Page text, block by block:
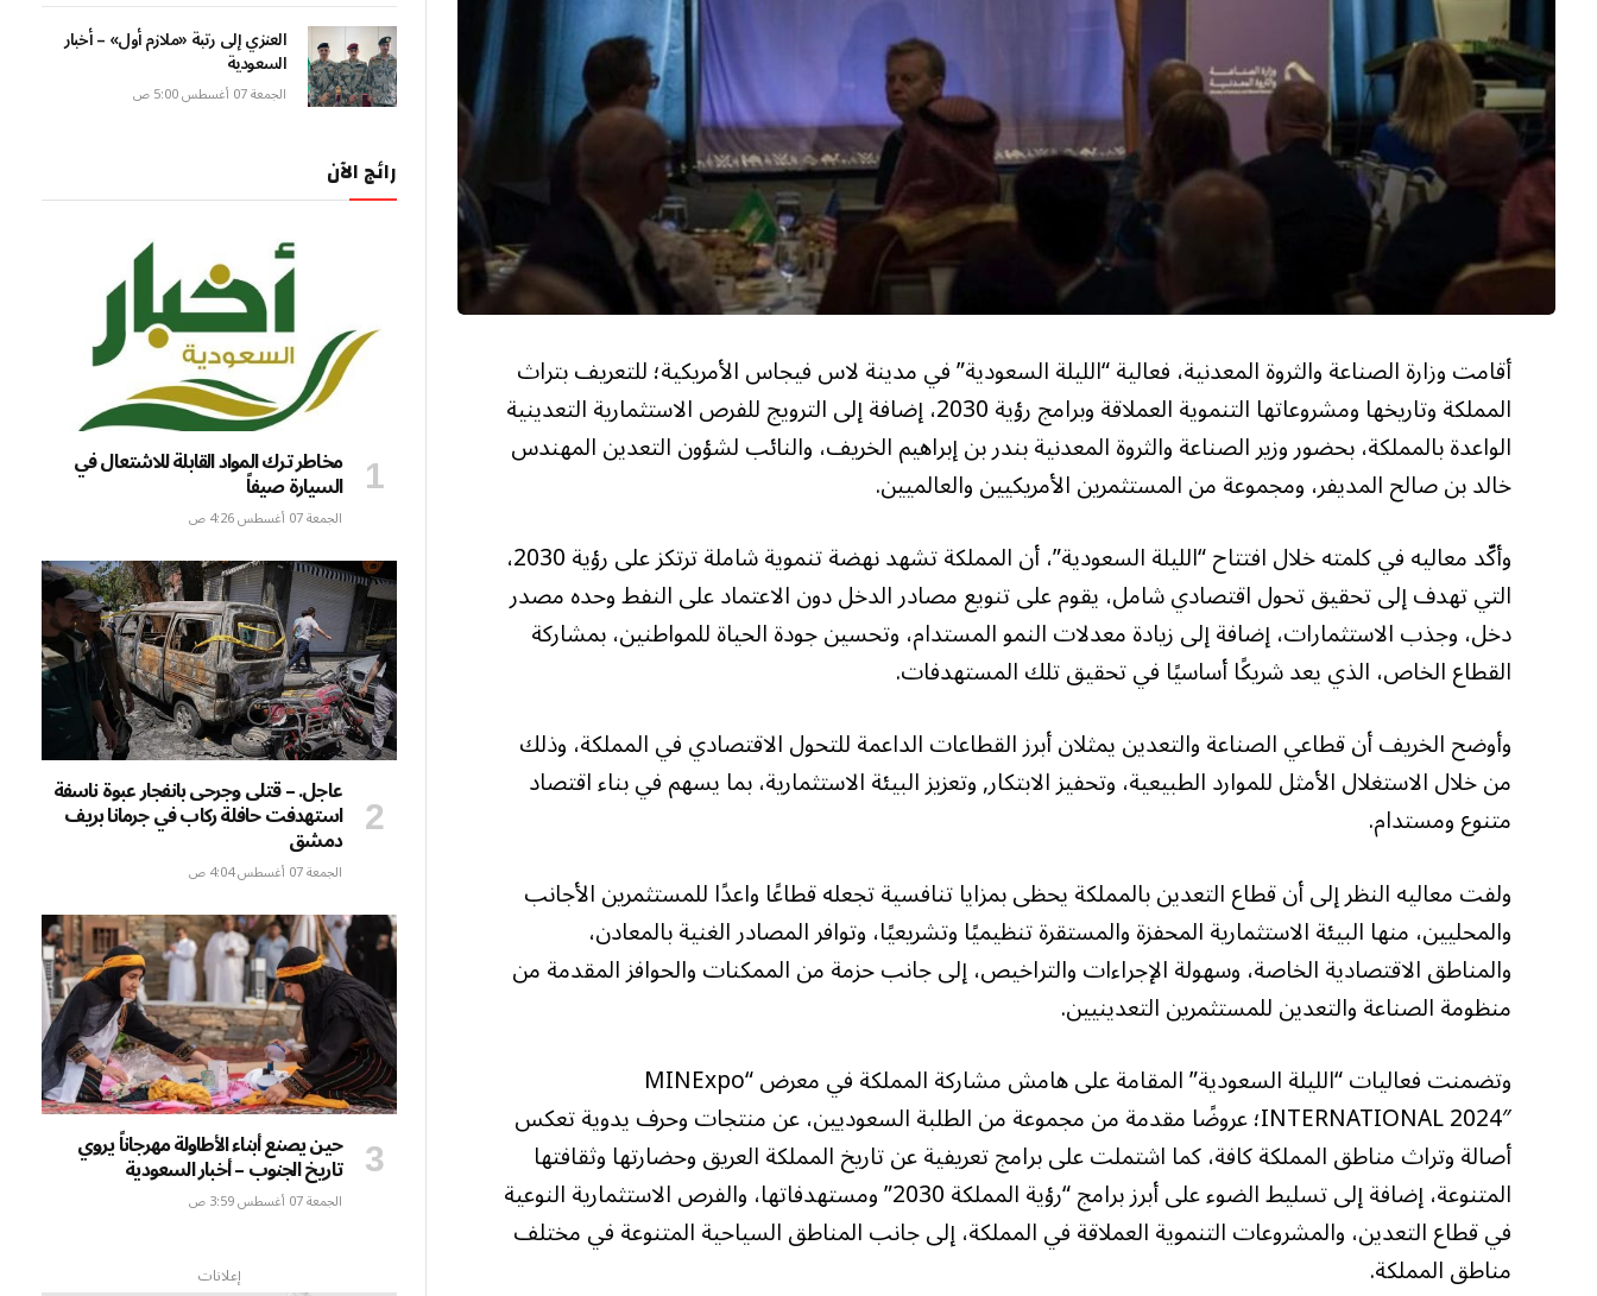
أقامت وزارة الصناعة والثروة المعدنية، فعالية “الليلة السعودية” في مدينة لاس فيجاس الأمريكية؛ للتعريف بتراث
المملكة وتاريخها ومشروعاتها التنموية العملاقة وبرامج رؤية 2030، إضافة إلى الترويج للفرص الاستثمارية التعدينية
الواعدة بالمملكة، بحضور وزير الصناعة والثروة المعدنية بندر بن إبراهيم الخريف، والنائب لشؤون التعدين المهندس
خالد بن صالح المديفر، ومجموعة من المستثمرين الأمريكيين والعالميين.
وأكّد معاليه في كلمته خلال افتتاح “الليلة السعودية”، أن المملكة تشهد نهضة تنموية شاملة ترتكز على رؤية 2030،
التي تهدف إلى تحقيق تحول اقتصادي شامل، يقوم على تنويع مصادر الدخل دون الاعتماد على النفط وحده مصدر
دخل، وجذب الاستثمارات، إضافة إلى زيادة معدلات النمو المستدام، وتحسين جودة الحياة للمواطنين، بمشاركة
القطاع الخاص، الذي يعد شريكًا أساسيًا في تحقيق تلك المستهدفات.
وأوضح الخريف أن قطاعي الصناعة والتعدين يمثلان أبرز القطاعات الداعمة للتحول الاقتصادي في المملكة، وذلك
من خلال الاستغلال الأمثل للموارد الطبيعية، وتحفيز الابتكار, وتعزيز البيئة الاستثمارية، بما يسهم في بناء اقتصاد
متنوع ومستدام.
ولفت معاليه النظر إلى أن قطاع التعدين بالمملكة يحظى بمزايا تنافسية تجعله قطاعًا واعدًا للمستثمرين الأجانب
والمحليين، منها البيئة الاستثمارية المحفزة والمستقرة تنظيميًا وتشريعيًا، وتوافر المصادر الغنية بالمعادن،
والمناطق الاقتصادية الخاصة، وسهولة الإجراءات والتراخيص، إلى جانب حزمة من الممكنات والحوافز المقدمة من
منظومة الصناعة والتعدين للمستثمرين التعدينيين.
وتضمنت فعاليات “الليلة السعودية” المقامة على هامش مشاركة المملكة في معرض “MINExpo
INTERNATIONAL 2024″؛ عروضًا مقدمة من مجموعة من الطلبة السعوديين، عن منتجات وحرف يدوية تعكس
أصالة وتراث مناطق المملكة كافة، كما اشتملت على برامج تعريفية عن تاريخ المملكة العريق وحضارتها وثقافتها
المتنوعة، إضافة إلى تسليط الضوء على أبرز برامج “رؤية المملكة 2030” ومستهدفاتها، والفرص الاستثمارية النوعية
في قطاع التعدين، والمشروعات التنموية العملاقة في المملكة، إلى جانب المناطق السياحية المتنوعة في مختلف
مناطق المملكة.
العنزي إلى رتبة «ملازم أول» – أخبار
السعودية
الجمعة 07 أغسطس 5:00 ص
رائج الآن
مخاطر ترك المواد القابلة للاشتعال في
السيارة صيفاً
الجمعة 07 أغسطس 4:26 ص
عاجل. – قتلى وجرحى بانفجار عبوة ناسفة
استهدفت حافلة ركاب في جرمانا بريف
دمشق
الجمعة 07 أغسطس 4:04 ص
حين يصنع أبناء الأطاولة مهرجاناً يروي
تاريخ الجنوب – أخبار السعودية
الجمعة 07 أغسطس 3:59 ص
إعلانات